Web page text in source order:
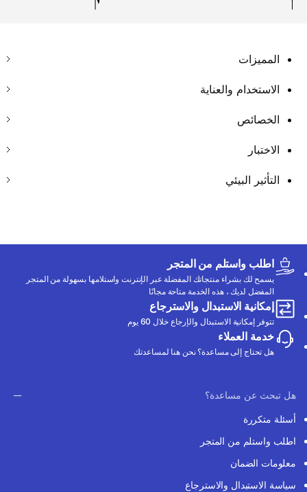
المميزات
الاستخدام والعناية
الخصائص
الاختبار
التأثير البيئي
اطلب واستلم من المتجر
يسمح لك بشراء منتجاتك المفضلة عبر الإنترنت واستلامها بسهولة من المتجر
المفضل لديك ، هذه الخدمة متاحة مجانًا
إمكانية الاستبدال والاسترجاع
تتوفر إمكانية الاستبدال والإرجاع خلال 60 يوم
خدمة العملاء
هل تحتاج إلى مساعدة؟ نحن هنا لمساعدتك
هل تبحث عن مساعدة؟
أسئلة متكررة
اطلب واستلم من المتجر
معلومات الضمان
سياسة الاستبدال والاسترجاع